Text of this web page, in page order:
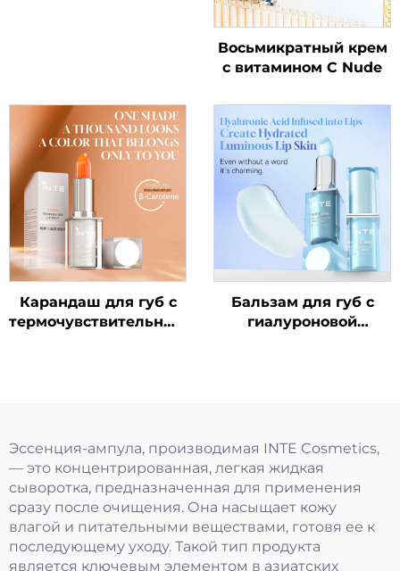
Восьмикратный крем
с витамином C Nude
Карандаш для губ с
термочувствительным
Бальзам для губ с
гиалуроновой
Эссенция-ампула, производимая INTE Cosmetics,
— это концентрированная, легкая жидкая
сыворотка, предназначенная для применения
сразу после очищения. Она насыщает кожу
влагой и питательными веществами, готовя ее к
последующему уходу. Такой тип продукта
является ключевым элементом в азиатских